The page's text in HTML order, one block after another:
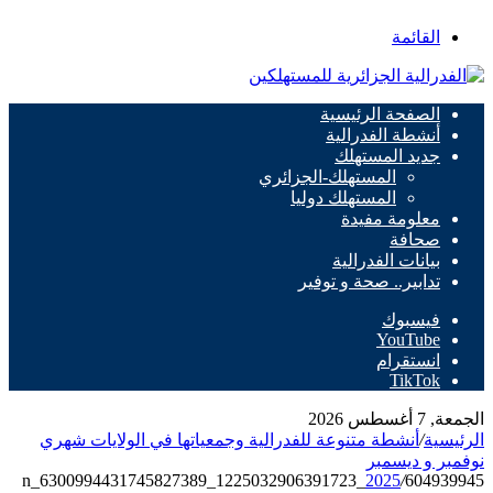
القائمة
الصفحة الرئيسية
أنشطة الفدرالية
جديد المستهلك
المستهلك-الجزائري
المستهلك دوليا
معلومة مفيدة
صحافة
بيانات الفدرالية
تدابير.. صحة و توفير
فيسبوك
‫YouTube
انستقرام
‫TikTok
الجمعة, 7 أغسطس 2026
الرئيسية/ أنشطة متنوعة للفدرالية وجمعياتها في الولايات شهري
نوفمبر و ديسمبر
2025/604939945_1225032906391723_6300994431745827389_n